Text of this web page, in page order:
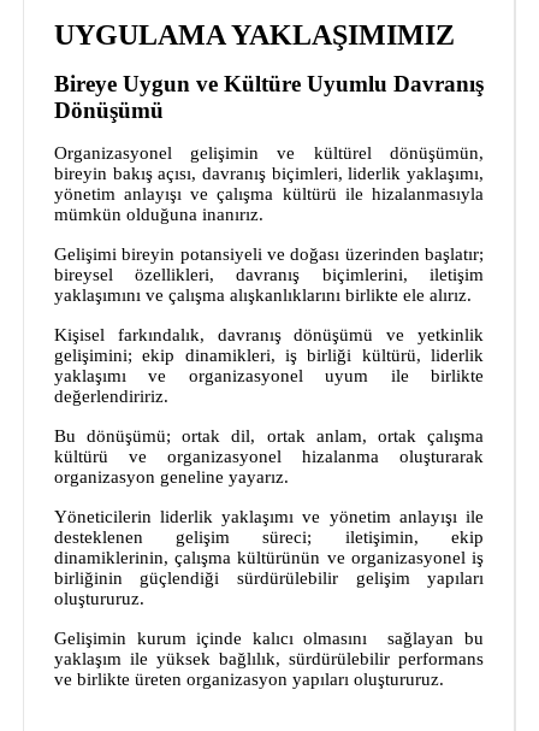
UYGULAMA YAKLAŞIMIMIZ
Bireye Uygun ve Kültüre Uyumlu Davranış
Dönüşümü
Organizasyonel gelişimin ve kültürel dönüşümün,
bireyin bakış açısı, davranış biçimleri, liderlik yaklaşımı,
yönetim anlayışı ve çalışma kültürü ile hizalanmasıyla
mümkün olduğuna inanırız.
Gelişimi bireyin potansiyeli ve doğası üzerinden başlatır;
bireysel özellikleri, davranış biçimlerini, iletişim
yaklaşımını ve çalışma alışkanlıklarını birlikte ele alırız.
Kişisel farkındalık, davranış dönüşümü ve yetkinlik
gelişimini; ekip dinamikleri, iş birliği kültürü, liderlik
yaklaşımı ve organizasyonel uyum ile birlikte
değerlendiririz.
Bu dönüşümü; ortak dil, ortak anlam, ortak çalışma
kültürü ve organizasyonel hizalanma oluşturarak
organizasyon geneline yayarız.
Yöneticilerin liderlik yaklaşımı ve yönetim anlayışı ile
desteklenen gelişim süreci; iletişimin, ekip
dinamiklerinin, çalışma kültürünün ve organizasyonel iş
birliğinin güçlendiği sürdürülebilir gelişim yapıları
oluştururuz.
Gelişimin kurum içinde kalıcı olmasını
sağlayan bu
yaklaşım ile yüksek bağlılık, sürdürülebilir performans
ve birlikte üreten organizasyon yapıları oluştururuz.